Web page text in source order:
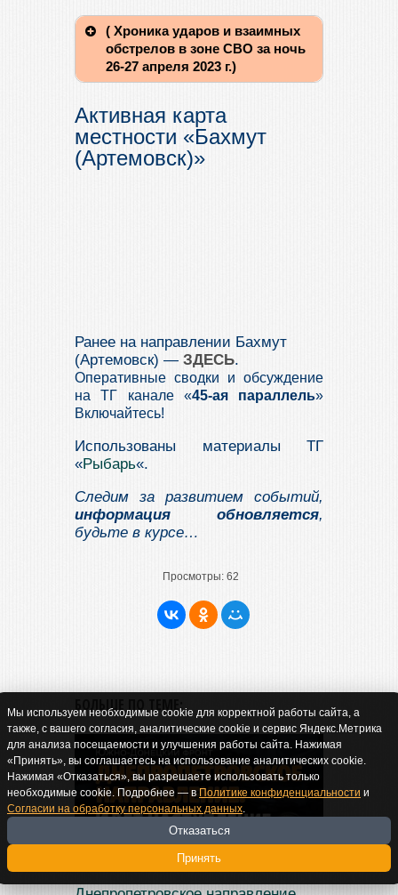
( Хроника ударов и взаимных
обстрелов в зоне СВО за ночь
26-27 апреля 2023 г.)
Активная карта
местности «Бахмут
(Артемовск)»
Ранее на направлении Бахмут
(Артемовск) — ЗДЕСЬ.
Оперативные сводки и обсуждение
на ТГ канале «45-ая параллель»
Включайтесь!
Использованы материалы ТГ
«Рыбарь«.
Следим за развитием событий,
информация обновляется,
будьте в курсе…
Просмотры: 62
БОЛЬШЕ ПО ТЕМЕ:
Мы используем необходимые cookie для корректной работы сайта, а
также, с вашего согласия, аналитические cookie и сервис Яндекс.Метрика
для анализа посещаемости и улучшения работы сайта. Нажимая
«Принять», вы соглашаетесь на использование аналитических cookie.
Нажимая «Отказаться», вы разрешаете использовать только
необходимые cookie. Подробнее — в Политике конфиденциальности и
Согласии на обработку персональных данных.
Отказаться
Принять